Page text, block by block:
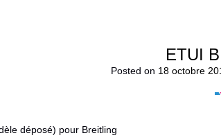
ETUI
Posted on 18 octobre
déposé) pour Breitling